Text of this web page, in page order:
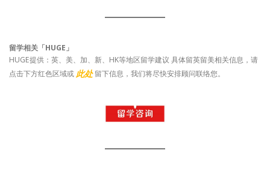
留学相关「HUGE」
HUGE提供：英、美、加、新、HK等地区留学建议 具体留英留美相关信息，请
点击下方红色区域或 此处 留下信息，我们将尽快安排顾问联络您。